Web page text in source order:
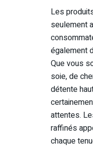
Les
seulement
également
Que vous
soie, de
détente
attentes.
raffinés
chaque